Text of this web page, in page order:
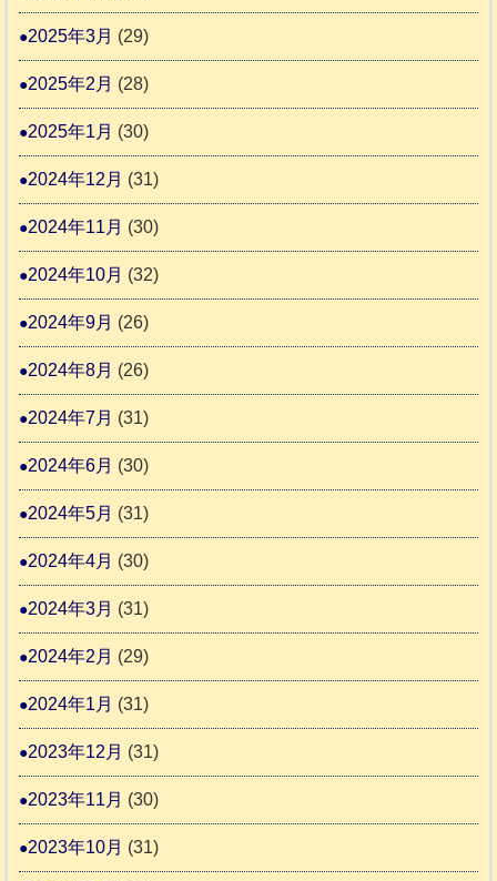
2025年3月 (29)
2025年2月 (28)
2025年1月 (30)
2024年12月 (31)
2024年11月 (30)
2024年10月 (32)
2024年9月 (26)
2024年8月 (26)
2024年7月 (31)
2024年6月 (30)
2024年5月 (31)
2024年4月 (30)
2024年3月 (31)
2024年2月 (29)
2024年1月 (31)
2023年12月 (31)
2023年11月 (30)
2023年10月 (31)